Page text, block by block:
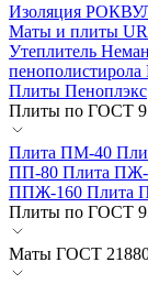
Изоляция
Маты и плиты
Утеплитель Неман
пенополистирола
Плиты Пеноплэкс
Плиты по ГОСТ
Плита ПМ-40
ПП-80 Плита ПЖ-
ППЖ-160 Плита
Плиты по ГОСТ
Маты ГОСТ